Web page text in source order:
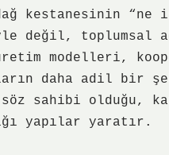
kestanesinin “ne
değil, toplumsal
modelleri,
daha adil bir
sahibi olduğu,
yapılar yaratır.